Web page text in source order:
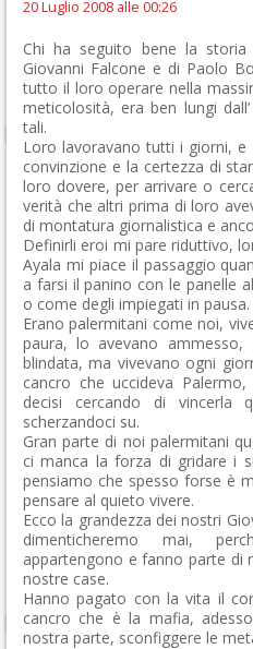
20 Luglio 2008 alle 00:26
Chi ha seguito bene la
Giovanni Falcone e di Paolo
tutto il loro operare nella
meticolosità, era ben lungi
tali.
Loro lavoravano tutti i giorni,
convinzione e la certezza di
loro dovere, per arrivare o
verità che altri prima di loro
di montatura giornalistica e
Definirli eroi mi pare riduttivo,
Ayala mi piace il passaggio
a farsi il panino con le panelle
o come degli impiegati in pausa.
Erano palermitani come noi,
paura, lo avevano
blindata, ma vivevano ogni
cancro che uccideva
decisi cercando di vincerla
scherzandoci su.
Gran parte di noi palermitani
ci manca la forza di gridare i
pensiamo che spesso forse è
pensare al quieto vivere.
Ecco la grandezza dei nostri
dimenticheremo mai,
appartengono e fanno parte di
nostre case.
Hanno pagato con la vita il
cancro che è la mafia,
nostra parte, sconfiggere le